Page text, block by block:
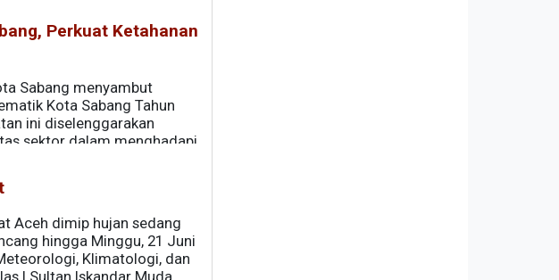
Perkuat Ketahanan
Sabang menyambut
Kota Sabang Tahun
ini diselenggarakan
sektor dalam menghadapi
Aceh dimip hujan sedang
hingga Minggu, 21 Juni
Klimatologi, dan
I Sultan Iskandar Muda